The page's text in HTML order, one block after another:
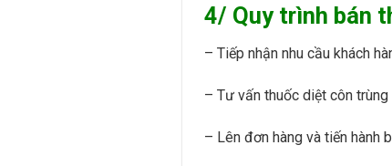
4/ Quy trình bán
– Tiếp nhận nhu cầu khách
– Tư vấn thuốc diệt côn
– Lên đơn hàng và tiến hành